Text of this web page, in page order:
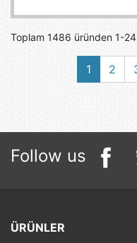
Toplam 1486 üründen 1-
1 2
Follow us
ÜRÜNLER